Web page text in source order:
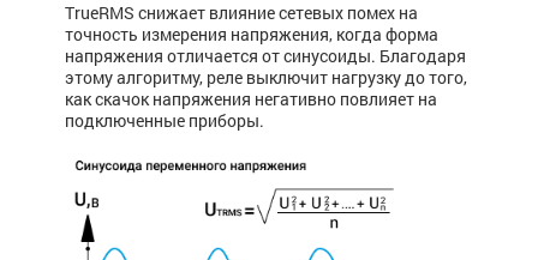
TrueRMS снижает влияние сетевых помех на
точность измерения напряжения, когда форма
напряжения отличается от синусоиды. Благодаря
этому алгоритму, реле выключит нагрузку до того,
как скачок напряжения негативно повлияет на
подключенные приборы.